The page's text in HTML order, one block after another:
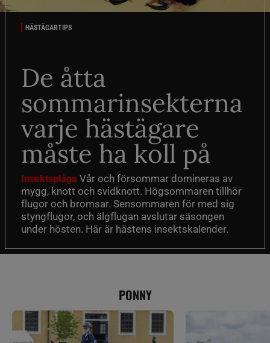
HÄSTÄGARTIPS
De åtta
sommarinsekterna
varje hästägare
måste ha koll på
Insektsplåga Vår och försommar domineras av
mygg, knott och svidknott. Högsommaren tillhör
flugor och bromsar. Sensommaren för med sig
styngflugor, och älgflugan avslutar säsongen
under hösten. Här är hästens insektskalender.
PONNY